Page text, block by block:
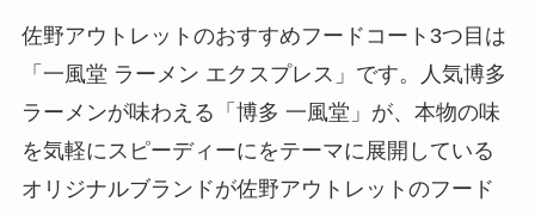
佐野アウトレットのおすすめフードコート3つ目は
「一風堂 ラーメン エクスプレス」です。人気博多
ラーメンが味わえる「博多 一風堂」が、本物の味
を気軽にスピーディーにをテーマに展開している
オリジナルブランドが佐野アウトレットのフード